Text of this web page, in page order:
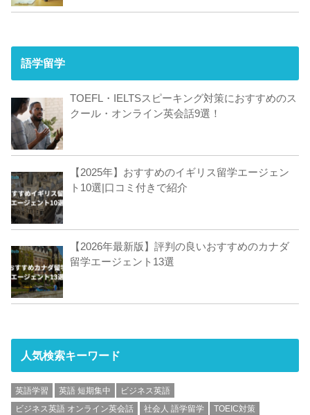
語学留学
TOEFL・IELTSスピーキング対策におすすめのス
クール・オンライン英会話9選！
【2025年】おすすめのイギリス留学エージェン
ト10選|口コミ付きで紹介
【2026年最新版】評判の良いおすすめのカナダ
留学エージェント13選
人気検索キーワード
英語学習 英語 短期集中
ビジネス英語
ビジネス英語 オンライン英会話
社会人 語学留学
TOEIC対策